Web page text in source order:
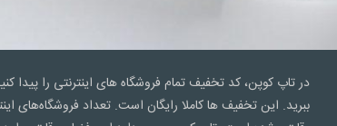
در تاپ کوپن، کد تخفیف تمام فروشگاه های اینترنتی را پیدا
ببرید. این تخفیف ها کاملا رایگان است. تعداد